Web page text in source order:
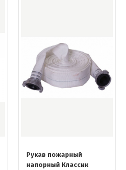
Рукав пожарный
напорный Классик